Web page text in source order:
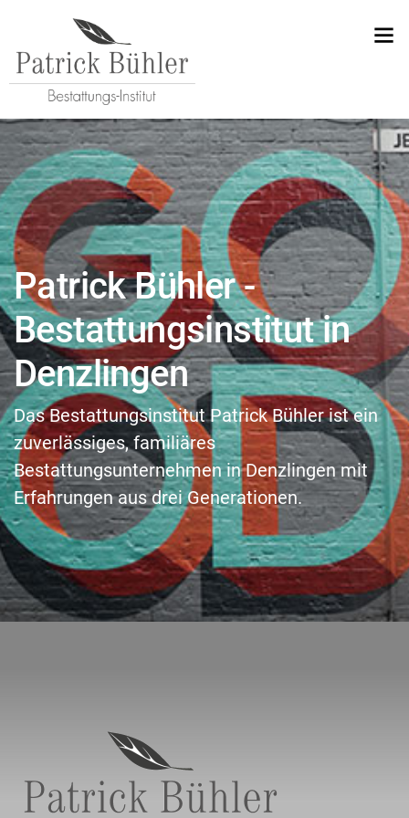
Patrick Bühler -
Bestattungsinstitut in
Denzlingen
Das Bestattungsinstitut Patrick Bühler ist ein
zuverlässiges, familiäres
Bestattungsunternehmen in Denzlingen mit
Erfahrungen aus drei Generationen.